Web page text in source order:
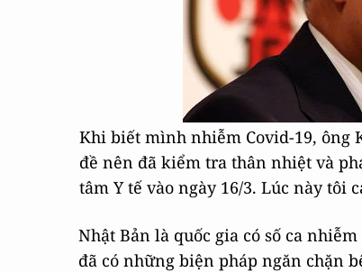
Khi biết mình nhiễm Covid-19, ông
đề nên đã kiểm tra thân nhiệt và
tâm Y tế vào ngày 16/3. Lúc này tôi
Nhật Bản là quốc gia có số ca
đã có những biện pháp ngăn chặn